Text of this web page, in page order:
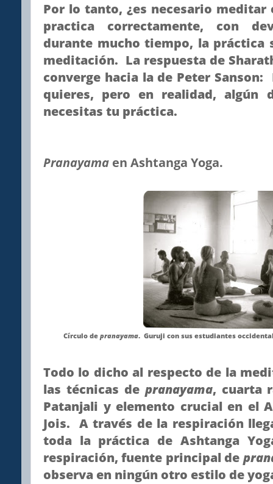
Por lo tanto, ¿es necesario meditar
practica correctamente, con
durante mucho tiempo, la práctica
meditación. La respuesta de
converge hacia la de Peter
quieres, pero en realidad, algún
necesitas tu práctica.
Pranayama en Ashtanga Yoga.
Círculo de pranayama. Guruji con sus estudiantes
Todo lo dicho al respecto de la
las técnicas de pranayama, cuarta
Patanjali y elemento crucial en el
Jois. A través de la respiración
toda la práctica de Ashtanga
respiración, fuente principal de
observa en ningún otro estilo de